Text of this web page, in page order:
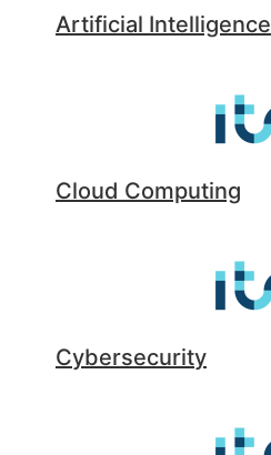
Artificial Intelligence
Cloud Computing
Cybersecurity